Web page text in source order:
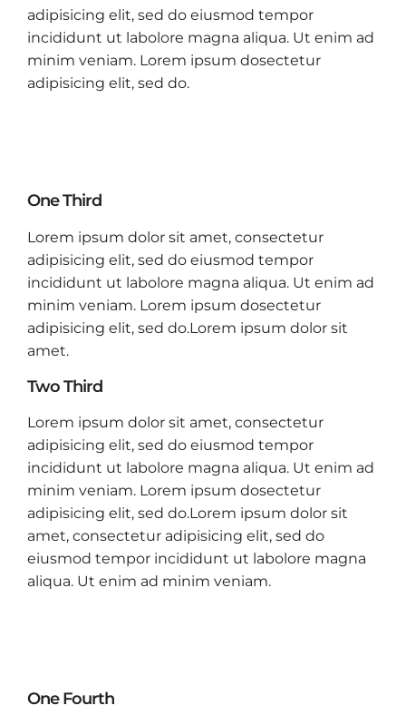
adipisicing elit, sed do eiusmod tempor
incididunt ut labolore magna aliqua. Ut enim ad
minim veniam. Lorem ipsum dosectetur
adipisicing elit, sed do.
One Third
Lorem ipsum dolor sit amet, consectetur
adipisicing elit, sed do eiusmod tempor
incididunt ut labolore magna aliqua. Ut enim ad
minim veniam. Lorem ipsum dosectetur
adipisicing elit, sed do.Lorem ipsum dolor sit
amet.
Two Third
Lorem ipsum dolor sit amet, consectetur
adipisicing elit, sed do eiusmod tempor
incididunt ut labolore magna aliqua. Ut enim ad
minim veniam. Lorem ipsum dosectetur
adipisicing elit, sed do.Lorem ipsum dolor sit
amet, consectetur adipisicing elit, sed do
eiusmod tempor incididunt ut labolore magna
aliqua. Ut enim ad minim veniam.
One Fourth